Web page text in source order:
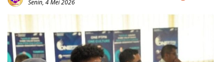
Senin, 4 Mei 2026